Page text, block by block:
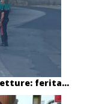
ferita...